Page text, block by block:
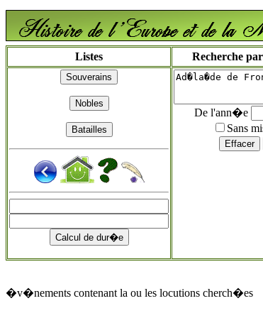
Listes Recherche
De l'ann�e
Sans
�v�nements contenant la ou les locutions cherch�es